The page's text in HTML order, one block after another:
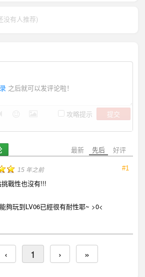
没有人推荐)
之后就可以发评论啦！
攻略提示
提交
最新 先后 好评
#1
15 年之前
戰性也沒有!!!
夠玩到LV06已經很有耐性耶~ >0<
‹ 1 › »